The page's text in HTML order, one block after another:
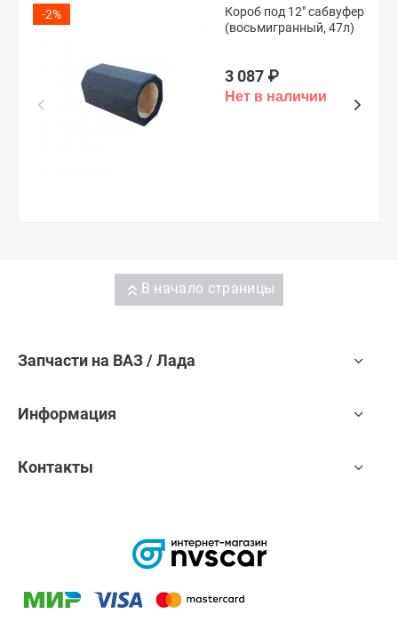
-2%
Короб под 12" сабвуфер
(восьмигранный, 47л)
3 087 ₽
В начало страницы
Запчасти на ВАЗ / Лада
Информация
Контакты